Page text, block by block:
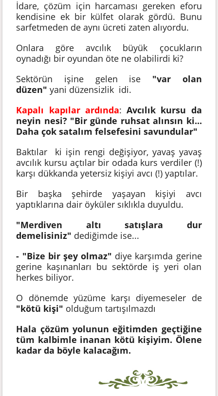
İdare, çözüm için harcaması gereken eforu
kendisine ek bir külfet olarak gördü. Bunu
sarfetmeden de aynı ücreti zaten alıyordu.
Onlara göre avcılık büyük çocukların
oynadığı bir oyundan öte ne olabilirdi ki?
Sektörün işine gelen ise "var olan
düzen" yani düzensizlik idi.
Kapalı kapılar ardında:Avcılık kursu da
neyin nesi? "Bir günde ruhsat alınsın ki...
Daha çok satalım felsefesini savundular"
Baktılar ki işin rengi değişiyor, yavaş yavaş
avcılık kursu açtılar bir odada kurs verdiler (!)
karşı dükkanda yetersiz kişiyi avcı (!) yaptılar.
Bir başka şehirde yaşayan kişiyi avcı
yaptıklarına dair öyküler sıklıkla duyuldu.
"Merdiven altı satışlara dur
demelisiniz" dediğimde ise...
- "Bize bir şey olmaz" diye karşımda gerine
gerine kaşınanları bu sektörde iş yeri olan
herkes biliyor.
O dönemde yüzüme karşı diyemeseler de
"kötü kişi" olduğum tartışılmazdı
Hala çözüm yolunun eğitimden geçtiğine
tüm kalbimle inanan kötü kişiyim. Ölene
kadar da böyle kalacağım.